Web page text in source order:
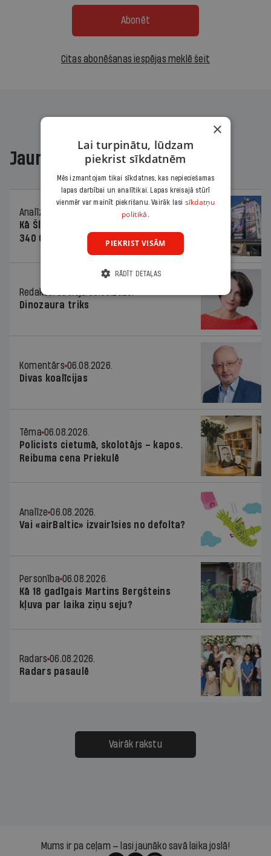
Abonēt
Citas abonēšanas iespējas meklē šeit
Jaunākajā žurnālā
Analīze
Kā Šlesera partija palika nesodīta par
340 000 vērtu reklāmas kampaņu
Redaktores sleja
Dinozaura triks
Komentārs 06.08.2026.
Divas koalīcijas
Tēma 06.08.2026.
Policists cietumā, skolotājs – kapos.
Reibuma cena Priekulē
Analīze 06.08.2026.
Vai «airBaltic» izvairīsies no defolta?
Personība 06.08.2026.
Kā 18 gadīgais Martins Bergšteins
kļuva par laika ziņu seju?
Radars 06.08.2026.
Radars pasaulē
Vairāk rakstu
Mums ir pa ceļam — lasi jaunāko savā laika joslā!
×
Lai turpinātu, lūdzam
piekrist sīkdatnēm
Mēs izmantojam tikai sīkdatnes, kas nepieciešamas
lapas darbībai un analītikai. Lapas kreisajā stūrī
vienmēr var mainīt piekrišanu. Vairāk lasi sīkdatņu
politikā.
PIEKRIST VISĀM
RĀDĪT DETAĻAS